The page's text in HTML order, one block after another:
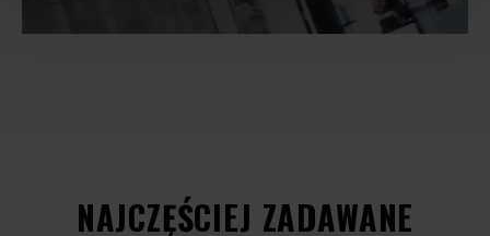
NAJCZĘŚCIEJ ZADAWANE